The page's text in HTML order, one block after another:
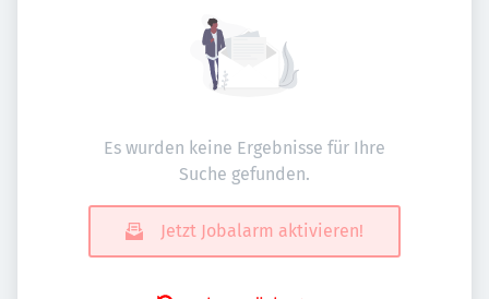
Es wurden keine Ergebnisse für Ihre
Suche gefunden.
Jetzt Jobalarm aktivieren!